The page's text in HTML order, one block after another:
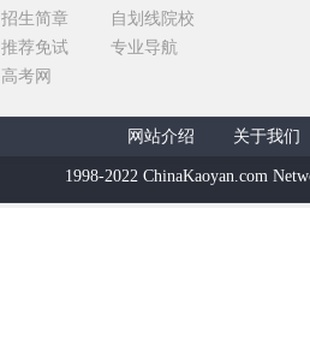
招生简章
推荐免试
高考网
自划线院校
专业导航
网站介绍 关于我们
1998-2022 ChinaKaoyan.com